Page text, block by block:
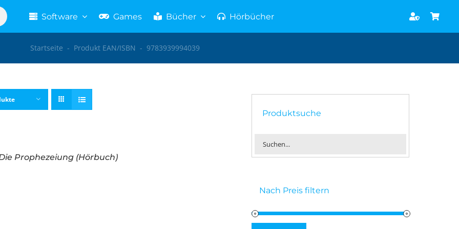
Software Games Bücher Hörbücher
Startseite - Produkt EAN/ISBN - 9783939994039
Prophezeiung (Hörbuch)
Produktsuche
Nach Preis filtern